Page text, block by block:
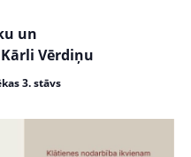
un
Vērdiņu
3. stāvs